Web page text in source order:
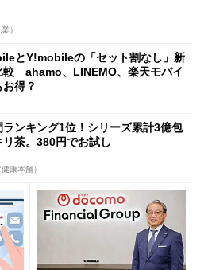
）
とY!mobileの「セット割なし」新
較 ahamo、LINEMO、楽天モバイ
得？
ランキング1位！シリーズ累計3億包
リ茶。380円でお試し
康本舗）